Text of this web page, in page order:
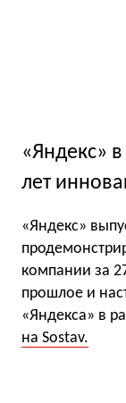
«Яндекс»
лет
«Яндекс»
компании за
прошлое и
«Яндекса» в
на Sostav.